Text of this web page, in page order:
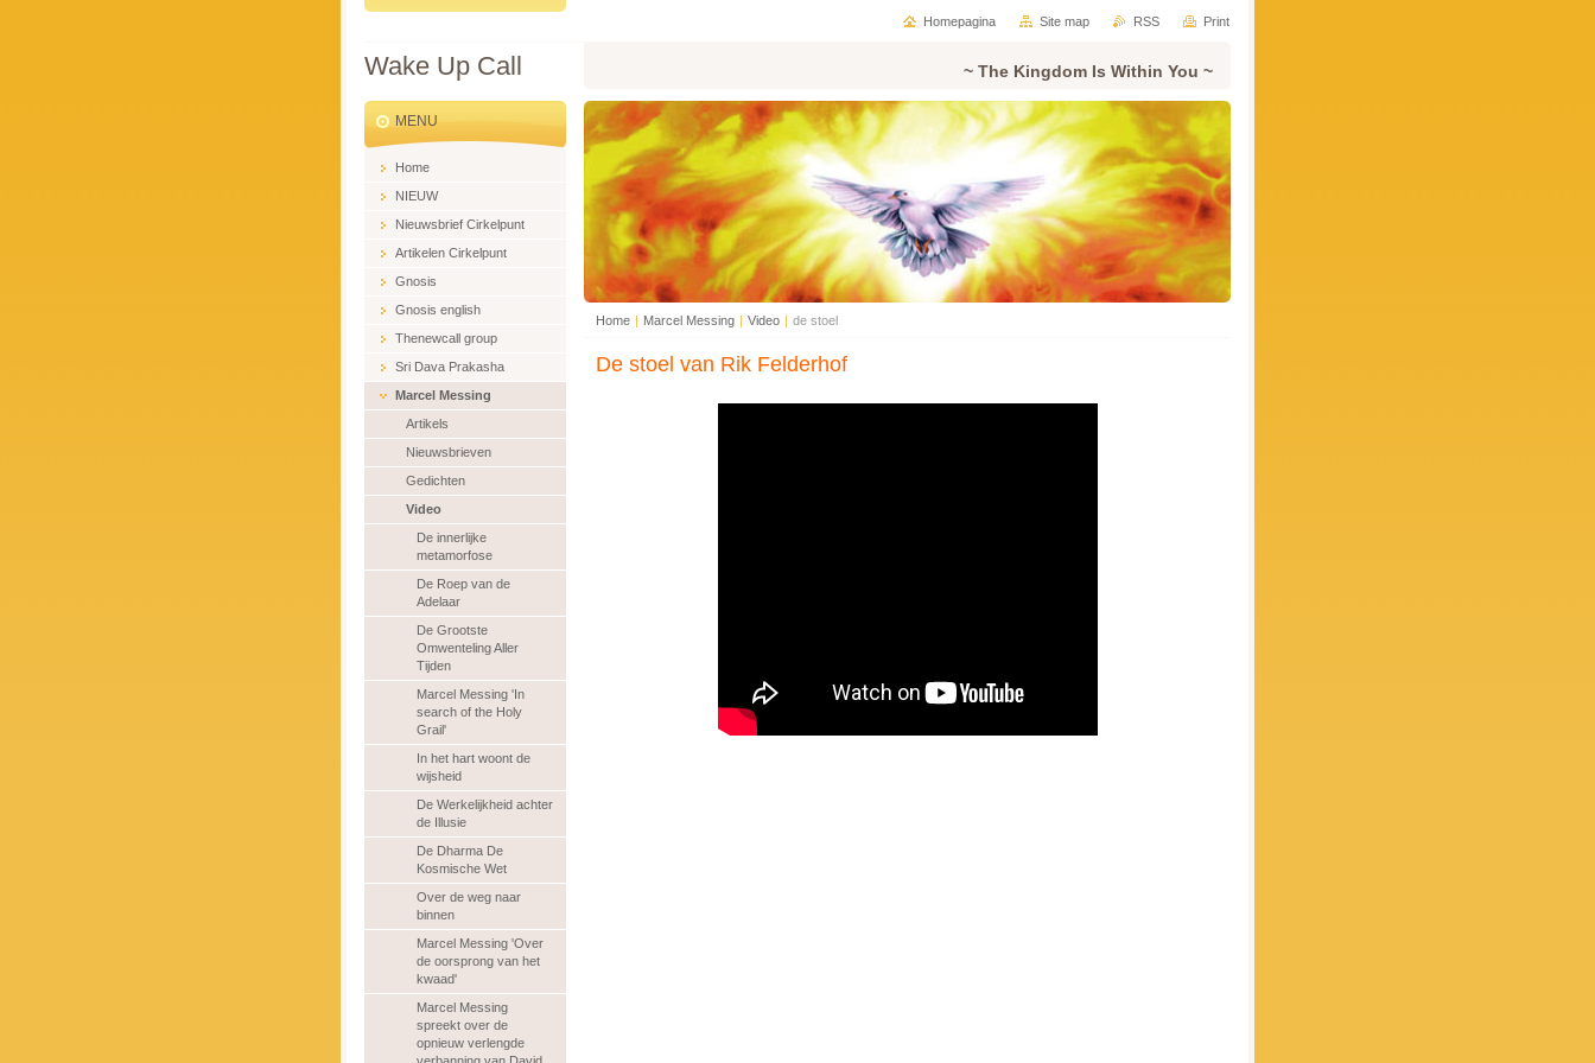
Wake Up Call ~ The Kingdom Is Within You ~
Home | Marcel Messing | Video | de stoel
De stoel van Rik Felderhof
MENU
Home
NIEUW
Nieuwsbrief Cirkelpunt
Artikelen Cirkelpunt
Gnosis
Gnosis english
Thenewcall group
Sri Dava Prakasha
Marcel Messing
Artikels
Nieuwsbrieven
Gedichten
Video
De innerlijke
metamorfose
De Roep van de
Adelaar
De Grootste
Omwenteling Aller
Tijden
Marcel Messing 'In
search of the Holy
Grail'
In het hart woont de
wijsheid
De Werkelijkheid achter
de Illusie
De Dharma De
Kosmische Wet
Over de weg naar
binnen
Marcel Messing 'Over
de oorsprong van het
kwaad'
Marcel Messing
spreekt over de
opnieuw verlengde
Homepagina Site map RSS Print